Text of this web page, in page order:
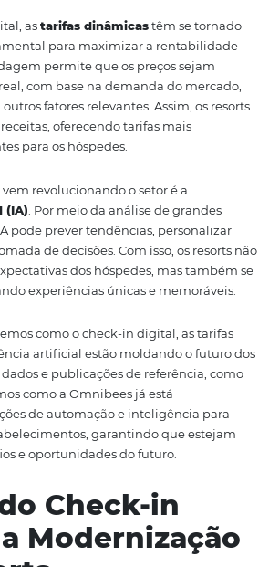
eficiência operacional dos resorts.
podem realizar seu check-in
dispositivos móveis, o que
mais fluida e agradável
para maximizar a
permite que os preços
real, com base na demanda do
outros fatores relevantes. Assim,
receitas, oferecendo tarifas mais
vem revolucionando o setor é a
(IA) . Por meio da análise de
a IA pode prever tendências,
tomada de decisões. Com isso, os
expectativas dos hóspedes, mas
como o check-in digital, as
artificial estão moldando o